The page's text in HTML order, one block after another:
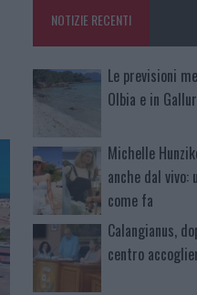
NOTIZIE RECENTI
Le previsioni
Olbia e in
Michelle
anche dal vivo:
come fa
Calangianus,
centro